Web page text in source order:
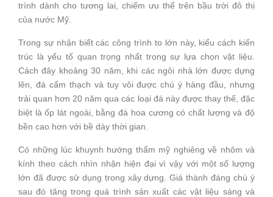
trình dành cho tương lai, chiếm ưu thế trên bầu trời đô thị
của nước Mỹ.
Trong sự nhận biết các công trình to lớn này, kiểu cách kiến
trúc là yếu tố quan trọng nhất trong sự lựa chọn vật liệu.
Cách đây khoảng 30 năm, khi các ngôi nhà lớn được dựng
lên, đá cẩm thạch và tuy vôi được chú ý hàng đầu, nhưng
trải quan hơn 20 năm qua các loại đá này được thay thế, đặc
biệt là ốp lát ngoài, bằng đá hoa cương có chất lượng và độ
bền cao hơn với bề dày thời gian.
Có những lúc khuynh hướng thẩm mỹ nghiêng về nhôm và
kính theo cách nhìn nhận hiện đại vì vậy với một số lượng
lớn đã được sử dụng trong xây dựng. Giá thành đáng chú ý
sau đó tăng trong quá trình sản xuất các vật liệu sáng và